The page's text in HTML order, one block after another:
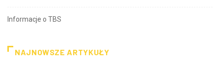
Informacje o TBS
NAJNOWSZE ARTYKUŁY